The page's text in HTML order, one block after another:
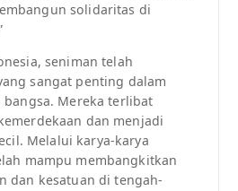
solidaritas di
seniman telah
sangat penting dalam
Mereka terlibat
dan menjadi
Melalui karya-karya
mampu membangkitkan
dan kesatuan di tengah-